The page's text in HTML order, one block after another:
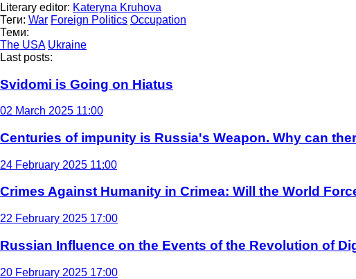
Literary editor: Kateryna Kruhova
Теги: War Foreign Politics Occupation
Теми:
The USA Ukraine
Last posts:
Svidomi is Going on Hiatus
02 March 2025 11:00
Centuries of impunity is Russia's Weapon. Why can
24 February 2025 11:00
Crimes Against Humanity in Crimea: Will the World
22 February 2025 17:00
Russian Influence on the Events of the Revolution of
20 February 2025 17:00